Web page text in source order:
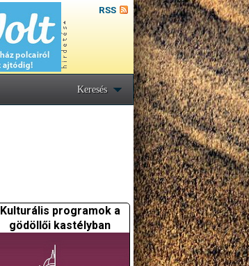
RSS
Keresés
Kulturális programok a
gödöllői kastélyban